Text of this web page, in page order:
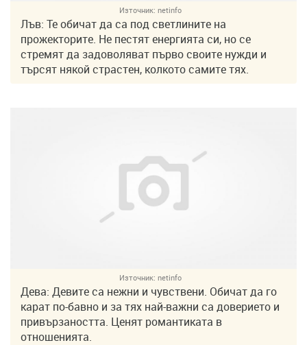
Източник: netinfo
Лъв: Те обичат да са под светлините на
прожекторите. Не пестят енергията си, но се
стремят да задоволяват първо своите нужди и
търсят някой страстен, колкото самите тях.
Източник: netinfo
Дева: Девите са нежни и чувствени. Обичат да го
карат по-бавно и за тях най-важни са доверието и
привързаността. Ценят романтиката в
отношенията.